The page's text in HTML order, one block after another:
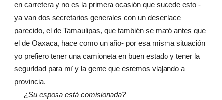
en carretera y no es la primera ocasión que sucede esto -
ya van dos secretarios generales con un desenlace
parecido, el de Tamaulipas, que también se mató antes que
el de Oaxaca, hace como un año- por esa misma situación
yo prefiero tener una camioneta en buen estado y tener la
seguridad para mí y la gente que estemos viajando a
provincia.
— ¿Su esposa está comisionada?